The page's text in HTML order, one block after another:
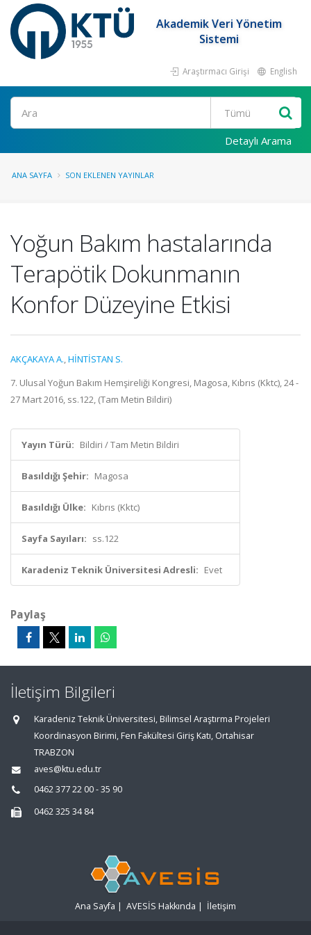
Akademik Veri Yönetim
Sistemi
Araştırmacı Girişi English
Ara
Detaylı Arama
ANA SAYFA SON EKLENEN YAYINLAR
Yoğun Bakım hastalarında
Terapötik Dokunmanın
Konfor Düzeyine Etkisi
AKÇAKAYA A.,HİNTİSTAN S.
7. Ulusal Yoğun Bakım Hemşireliği Kongresi, Magosa, Kıbrıs (Kktc), 24 -
27 Mart 2016, ss.122, (Tam Metin Bildiri)
Yayın Türü: Bildiri / Tam Metin Bildiri
Basıldığı Şehir: Magosa
Basıldığı Ülke: Kıbrıs (Kktc)
Sayfa Sayıları: ss.122
Karadeniz Teknik Üniversitesi Adresli: Evet
Paylaş
İletişim Bilgileri
Karadeniz Teknik Üniversitesi, Bilimsel Araştırma Projeleri
Koordinasyon Birimi, Fen Fakültesi Giriş Katı, Ortahisar
TRABZON
aves@ktu.edu.tr
0462 377 22 00 - 35 90
0462 325 34 84
Ana Sayfa | AVESİS Hakkında | İletişim